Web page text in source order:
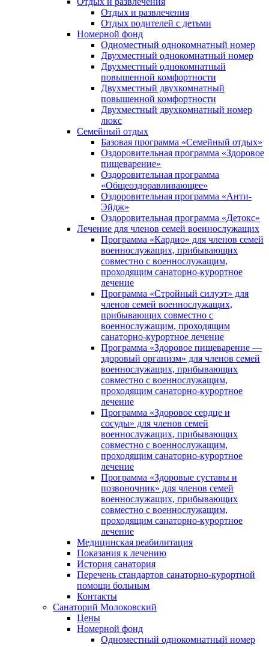
Отдых и развлечения
Отдых родителей с детьми
Номерной фонд
Одноместный однокомнатный номер
Двухместный однокомнатный номер
Двухместный однокомнатный
повышенной комфортности
Двухместный двухкомнатный
повышенной комфортности
Двухместный двухкомнатный номер
люкс
Семейный отдых
Базовая программа «Семейный отдых»
Оздоровительная программа «Здоровое
пищеварение»
Оздоровительная программа
«Общеоздоравливающее»
Оздоровительная программа «Анти-
Эйдж»
Оздоровительная программа «Детокс»
Лечение для членов семей военнослужащих
Программа «Кардио» для членов семей
военнослужащих, прибывающих
совместно с военнослужащим,
проходящим санаторно-курортное
лечение
Программа «Стройный силуэт» для
членов семей военнослужащих,
прибывающих совместно с
военнослужащим, проходящим
санаторно-курортное лечение
Программа «Здоровое пищеварение —
здоровый организм» для членов семей
военнослужащих, прибывающих
совместно с военнослужащим,
проходящим санаторно-курортное
лечение
Программа «Здоровое сердце и
сосуды» для членов семей
военнослужащих, прибывающих
совместно с военнослужащим,
проходящим санаторно-курортное
лечение
Программа «Здоровые суставы и
позвоночник» для членов семей
военнослужащих, прибывающих
совместно с военнослужащим,
проходящим санаторно-курортное
лечение
Медицинская реабилитация
Показания к лечению
История санатория
Перечень стандартов санаторно-курортной
помощи больным
Контакты
Санаторий Молоковский
Цены
Номерной фонд
Одноместный однокомнатный номер